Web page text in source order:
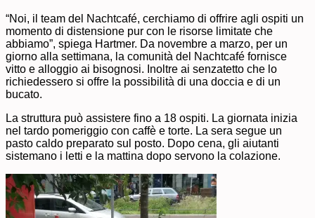
“Noi, il team del Nachtcafé, cerchiamo di offrire agli ospiti un
momento di distensione pur con le risorse limitate che
abbiamo”, spiega Hartmer. Da novembre a marzo, per un
giorno alla settimana, la comunità del Nachtcafé fornisce
vitto e alloggio ai bisognosi. Inoltre ai senzatetto che lo
richiedessero si offre la possibilità di una doccia e di un
bucato.
La struttura può assistere fino a 18 ospiti. La giornata inizia
nel tardo pomeriggio con caffè e torte. La sera segue un
pasto caldo preparato sul posto. Dopo cena, gli aiutanti
sistemano i letti e la mattina dopo servono la colazione.